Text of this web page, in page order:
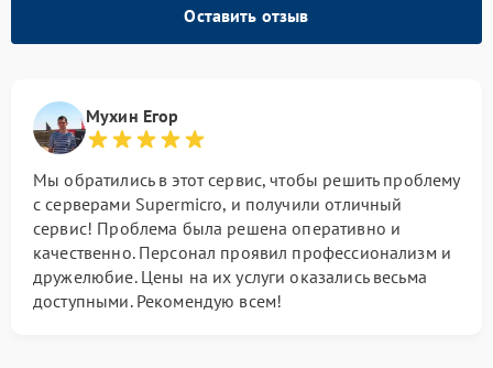
Оставить отзыв
Мухин Егор
Мы обратились в этот сервис, чтобы решить проблему
с серверами Supermicro, и получили отличный
сервис! Проблема была решена оперативно и
качественно. Персонал проявил профессионализм и
дружелюбие. Цены на их услуги оказались весьма
доступными. Рекомендую всем!